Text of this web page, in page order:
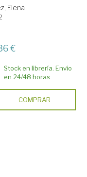
Elena
€
Stock en librería. Envío
en 24/48 horas
COMPRAR